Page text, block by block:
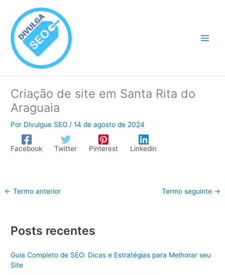
conteúdo
Criação de site em Santa Rita do
Araguaia
Por Divulgue SEO /14 de agosto de 2024
Facebook Twitter Pinterest Linkedin
← Termo anterior Termo seguinte →
Posts recentes
Guia Completo de SEO: Dicas e Estratégias para Melhorar seu
Site